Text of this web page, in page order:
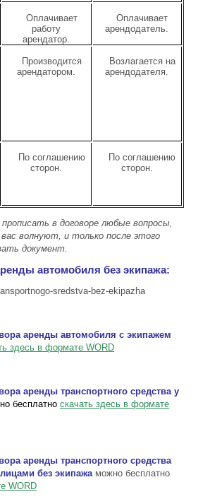
Оплачивает
работу
арендатор.
Оплачивает
арендодатель.
Производится
арендатором.
Возлагается на
арендодателя.
По соглашению
сторон.
По соглашению
сторон.
в договоре любые вопросы,
волнуют, и только после этого
документ.
автомобиля без экипажа:
аренды автомобиля с экипажем
здесь в формате WORD
аренды транспортного средства у
бесплатно скачать здесь в формате
аренды транспортного средства
без экипажаможно бесплатно
WORD